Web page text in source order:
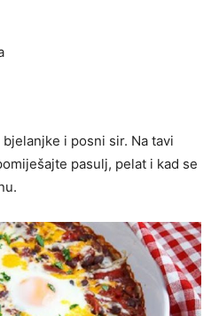
i posni sir. Na tavi
pasulj, pelat i kad se